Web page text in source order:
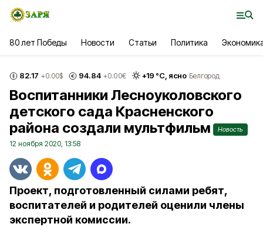
80 лет Победы Новости Статьи Политика
82.17 +0.00$ 94.84 +0.00€ +19 °С, ясно Белгород
Воспитанники Лесноуколовского
детского сада Красненского
района создали мультфильм
Новость
12 ноября 2020, 13:58
Проект, подготовленный силами ребят,
воспитателей и родителей оценили члены
экспертной комиссии.